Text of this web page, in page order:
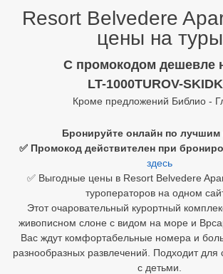
Resort Belvedere
цены на туры
C промокодом дешевле
LT-1000TUROV-
Кроме предложений Библио -
Бронируйте онлайн по лучшим
✅ Промокод действителен при
здесь
✅ Выгодные цены в Resort Belvedere
туроператоров на одном
Этот очаровательный курортный
живописном слоне с видом на море и
Вас ждут комфортабельные номера и
разнообразных развлечений. Подходит для
с детьми.
Египет
Куба
Бали
Вьетнам